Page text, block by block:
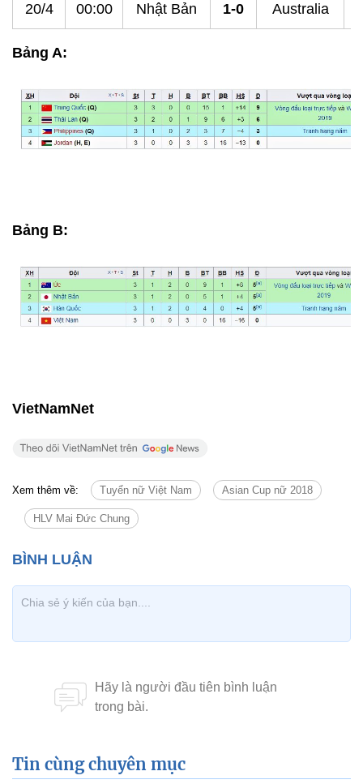
20/4 00:00 Nhật Bản 1-0 Australia
Bảng A:
Bảng B:
VietNamNet
Xem thêm về: Tuyển nữ Việt Nam Asian Cup nữ 2018
HLV Mai Đức Chung
Tin cùng chuyên mục